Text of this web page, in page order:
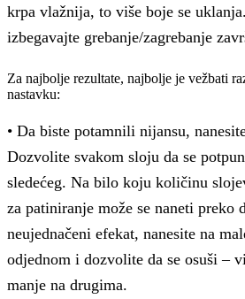
krpa vlažnija, to više boje se
izbegavajte grebanje/zagrebanje
Za najbolje rezultate, najbolje je vežbati
nastavku:
• Da biste potamnili nijansu,
Dozvolite svakom sloju da se
sledećeg. Na bilo koju količinu
za patiniranje može se naneti preko
neujednačeni efekat, nanesite na
odjednom i dozvolite da se osuši –
manje na drugima.